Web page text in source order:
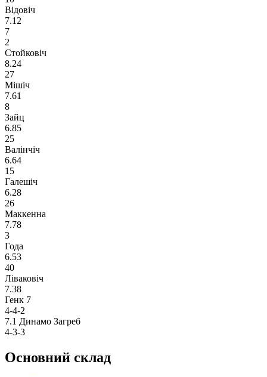
Відовіч
7.12
7
2
Стойковіч
8.24
27
Мішіч
7.61
8
Зайц
6.85
25
Валінчіч
6.64
15
Галешіч
6.28
26
Маккенна
7.78
3
Года
6.53
40
Ліваковіч
7.38
Генк 7
4-4-2
7.1 Динамо Загреб
4-3-3
Основний склад